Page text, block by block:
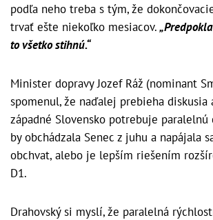
podľa neho treba s tým, že
trvať ešte niekoľko mesiacov.
to všetko stihnú.“
Minister dopravy Jozef Ráž (nominant
spomenul, že naďalej prebieha diskusia
západné Slovensko potrebuje paralelnú
by obchádzala Senec z juhu a napájala
obchvat, alebo je lepším riešením
D1.
Drahovský si myslí, že paralelná